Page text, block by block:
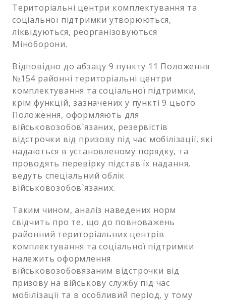
Територіальні центри комплектування та
соціальної підтримки утворюються,
ліквідуються, реорганізовуються
Міноборони.
Відповідно до абзацу 9 пункту 11 Положення
№154 районні територіальні центри
комплектування та соціальної підтримки,
крім функцій, зазначених у пункті 9 цього
Положення, оформляють для
військовозобов`язаних, резервістів
відстрочки від призову під час мобілізації, які
надаються в установленому порядку, та
проводять перевірку підстав їх надання,
ведуть спеціальний облік
військовозобов`язаних.
Таким чином, аналіз наведених норм
свідчить про те, що до повноважень
районний територіальних центрів
комплектування та соціальної підтримки
належить оформлення
військовозобовязаним відстрочки від
призову на військову службу під час
мобілізації та в особливий період, у тому